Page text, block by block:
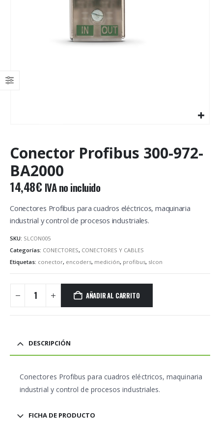
Conector Profibus 300-972-
BA2000
14,48€ IVA no incluido
Conectores Profibus para cuadros eléctricos, maquinaria
industrial y control de procesos industriales.
SKU: SLCON005
Categorías: CONECTORES, CONECTORES Y CABLES
Etiquetas: conector, encoders, medición, profibus, slcon
AÑADIR AL CARRITO
DESCRIPCIÓN
Conectores Profibus para cuadros eléctricos, maquinaria
industrial y control de procesos industriales.
FICHA DE PRODUCTO